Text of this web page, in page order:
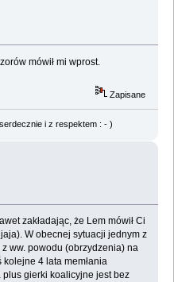
mówił mi wprost.
Zapisane
i z respektem : - )
zakładając, że Lem mówił Ci
W obecnej sytuacji jednym z
ww. powodu (obrzydzenia) na
kolejne 4 lata memłania
gierki koalicyjne jest bez